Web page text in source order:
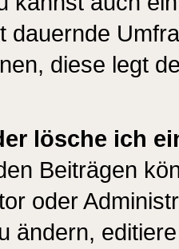
dauernde
diese legt
lösche ich
Beiträgen
oder
ändern,